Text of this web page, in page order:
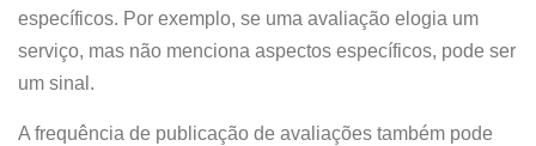
específicos. Por exemplo, se uma avaliação elogia um
serviço, mas não menciona aspectos específicos, pode ser
um sinal.
A frequência de publicação de avaliações também pode